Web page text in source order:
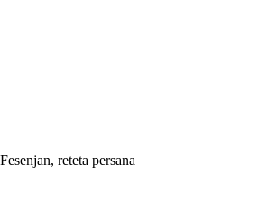
Fesenjan, reteta persana